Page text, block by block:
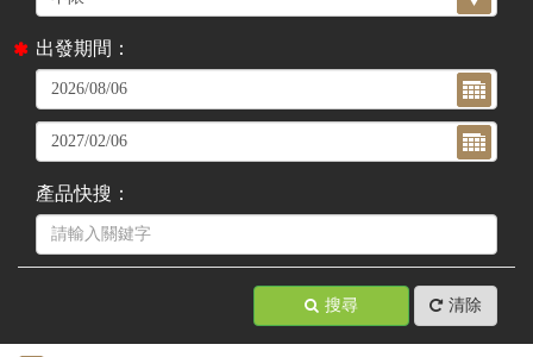
出發期間：
產品快搜：
搜尋 清除